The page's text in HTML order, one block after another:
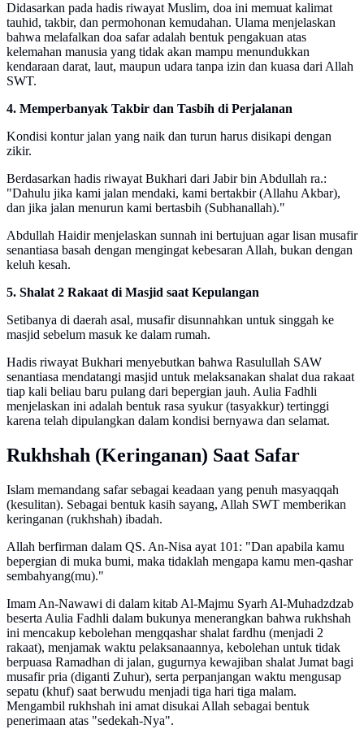
Didasarkan pada hadis riwayat Muslim, doa ini memuat kalimat
tauhid, takbir, dan permohonan kemudahan. Ulama menjelaskan
bahwa melafalkan doa safar adalah bentuk pengakuan atas
kelemahan manusia yang tidak akan mampu menundukkan
kendaraan darat, laut, maupun udara tanpa izin dan kuasa dari Allah
SWT.
4. Memperbanyak Takbir dan Tasbih di Perjalanan
Kondisi kontur jalan yang naik dan turun harus disikapi dengan
zikir.
Berdasarkan hadis riwayat Bukhari dari Jabir bin Abdullah ra.:
"Dahulu jika kami jalan mendaki, kami bertakbir (Allahu Akbar),
dan jika jalan menurun kami bertasbih (Subhanallah)."
Abdullah Haidir menjelaskan sunnah ini bertujuan agar lisan musafir
senantiasa basah dengan mengingat kebesaran Allah, bukan dengan
keluh kesah.
5. Shalat 2 Rakaat di Masjid saat Kepulangan
Setibanya di daerah asal, musafir disunnahkan untuk singgah ke
masjid sebelum masuk ke dalam rumah.
Hadis riwayat Bukhari menyebutkan bahwa Rasulullah SAW
senantiasa mendatangi masjid untuk melaksanakan shalat dua rakaat
tiap kali beliau baru pulang dari bepergian jauh. Aulia Fadhli
menjelaskan ini adalah bentuk rasa syukur (tasyakkur) tertinggi
karena telah dipulangkan dalam kondisi bernyawa dan selamat.
Rukhshah (Keringanan) Saat Safar
Islam memandang safar sebagai keadaan yang penuh masyaqqah
(kesulitan). Sebagai bentuk kasih sayang, Allah SWT memberikan
keringanan (rukhshah) ibadah.
Allah berfirman dalam QS. An-Nisa ayat 101: "Dan apabila kamu
bepergian di muka bumi, maka tidaklah mengapa kamu men-qashar
sembahyang(mu)."
Imam An-Nawawi di dalam kitab Al-Majmu Syarh Al-Muhadzdzab
beserta Aulia Fadhli dalam bukunya menerangkan bahwa rukhshah
ini mencakup kebolehan mengqashar shalat fardhu (menjadi 2
rakaat), menjamak waktu pelaksanaannya, kebolehan untuk tidak
berpuasa Ramadhan di jalan, gugurnya kewajiban shalat Jumat bagi
musafir pria (diganti Zuhur), serta perpanjangan waktu mengusap
sepatu (khuf) saat berwudu menjadi tiga hari tiga malam.
Mengambil rukhshah ini amat disukai Allah sebagai bentuk
penerimaan atas "sedekah-Nya".